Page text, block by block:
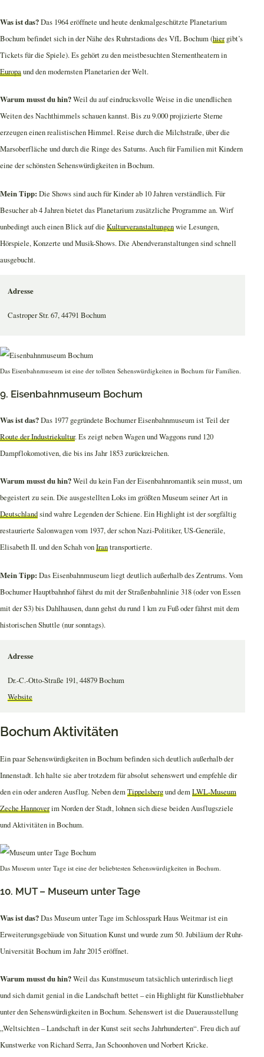
Was ist das?Das 1964 eröffnete und heute denkmalgeschützte Planetarium
Bochum befindet sich in der Nähe des Ruhrstadions des VfL Bochum (hiergibt’s
Tickets für die Spiele). Es gehört zu den meistbesuchten Sternentheatern in
Europaund den modernsten Planetarien der Welt.
Warum musst du hin?Weil du auf eindrucksvolle Weise in die unendlichen
Weiten des Nachthimmels schauen kannst. Bis zu 9.000 projizierte Sterne
erzeugen einen realistischen Himmel. Reise durch die Milchstraße, über die
Marsoberfläche und durch die Ringe des Saturns. Auch für Familien mit Kindern
eine der schönsten Sehenswürdigkeiten in Bochum.
Mein Tipp: Die Shows sind auch für Kinder ab 10 Jahren verständlich. Für
Besucher ab 4 Jahren bietet das Planetarium zusätzliche Programme an. Wirf
unbedingt auch einen Blick auf die Kulturveranstaltungenwie Lesungen,
Hörspiele, Konzerte und Musik-Shows. Die Abendveranstaltungen sind schnell
ausgebucht.
Adresse
Castroper Str. 67, 44791 Bochum
Das Eisenbahnmuseum ist eine der tollsten Sehenswürdigkeiten in Bochum für Familien.
9. Eisenbahnmuseum Bochum
Was ist das?Das 1977 gegründete Bochumer Eisenbahnmuseum ist Teil der
Route der Industriekultur. Es zeigt neben Wagen und Waggons rund 120
Dampflokomotiven, die bis ins Jahr 1853 zurückreichen.
Warum musst du hin?Weil du kein Fan der Eisenbahnromantik sein musst, um
begeistert zu sein. Die ausgestellten Loks im größten Museum seiner Art in
Deutschlandsind wahre Legenden der Schiene. Ein Highlight ist der sorgfältig
restaurierte Salonwagen vom 1937, der schon Nazi-Politiker, US-Generäle,
Elisabeth II. und den Schah vonIrantransportierte.
Mein Tipp: Das Eisenbahnmuseum liegt deutlich außerhalb des Zentrums. Vom
Bochumer Hauptbahnhof fährst du mit der Straßenbahnlinie 318 (oder von Essen
mit der S3) bis Dahlhausen, dann gehst du rund 1 km zu Fuß oder fährst mit dem
historischen Shuttle (nur sonntags).
Adresse
Dr.-C.-Otto-Straße 191, 44879 Bochum
Website
Bochum Aktivitäten
Ein paar Sehenswürdigkeiten in Bochum befinden sich deutlich außerhalb der
Innenstadt. Ich halte sie aber trotzdem für absolut sehenswert und empfehle dir
den ein oder anderen Ausflug. Neben demTippelsbergund demLWL-Museum
Zeche Hannoverim Norden der Stadt, lohnen sich diese beiden Ausflugsziele
und Aktivitäten in Bochum.
Das Museum unter Tage ist eine der beliebtesten Sehenswürdigkeiten in Bochum.
10. MUT – Museum unter Tage
Was ist das?Das Museum unter Tage im Schlosspark Haus Weitmar ist ein
Erweiterungsgebäude von Situation Kunst und wurde zum 50. Jubiläum der Ruhr-
Universität Bochum im Jahr 2015 eröffnet.
Warum musst du hin?Weil das Kunstmuseum tatsächlich unterirdisch liegt
und sich damit genial in die Landschaft bettet – ein Highlight für Kunstliebhaber
unter den Sehenswürdigkeiten in Bochum. Sehenswert ist die Dauerausstellung
„Weltsichten – Landschaft in der Kunst seit sechs Jahrhunderten“. Freu dich auf
Kunstwerke von Richard Serra, Jan Schoonhoven und Norbert Kricke.